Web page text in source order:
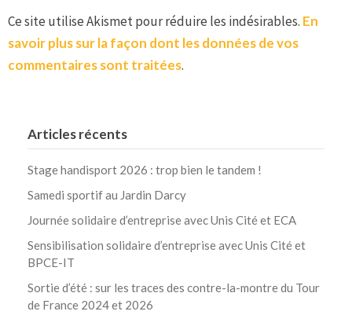
Ce site utilise Akismet pour réduire les indésirables. En
savoir plus sur la façon dont les données de vos
commentaires sont traitées.
Articles récents
Stage handisport 2026 : trop bien le tandem !
Samedi sportif au Jardin Darcy
Journée solidaire d’entreprise avec Unis Cité et ECA
Sensibilisation solidaire d’entreprise avec Unis Cité et
BPCE-IT
Sortie d’été : sur les traces des contre-la-montre du Tour
de France 2024 et 2026